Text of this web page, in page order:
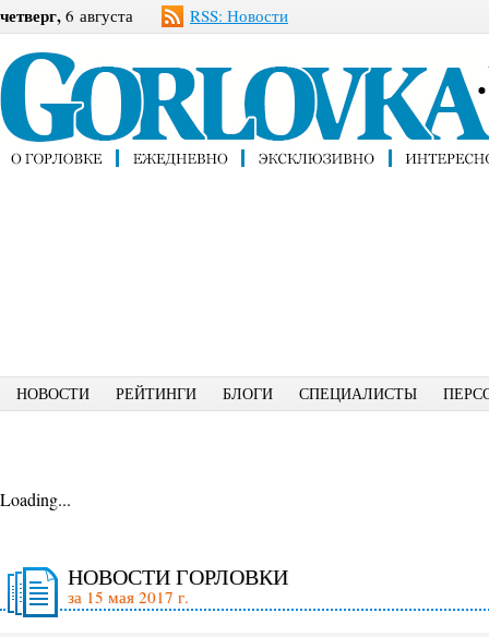
четверг, 6 августа RSS: Новости
НОВОСТИ РЕЙТИНГИ БЛОГИ СПЕЦИАЛИСТЫ
Loading...
НОВОСТИ ГОРЛОВКИ
за 15 мая 2017 г.